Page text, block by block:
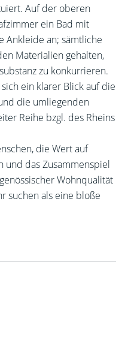
Auf der oberen
ein Bad mit
Ankleide an; sämtliche
Materialien gehalten,
zu konkurrieren.
ein klarer Blick auf die
die umliegenden
Reihe bzgl. des Rheins
die Wert auf
und das Zusammenspiel
Wohnqualität
suchen als eine bloße